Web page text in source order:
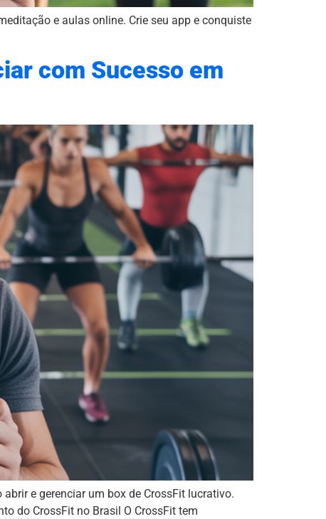
e aulas online. Crie seu app e conquiste
com Sucesso em
e gerenciar um box de CrossFit lucrativo.
do CrossFit no Brasil O CrossFit tem